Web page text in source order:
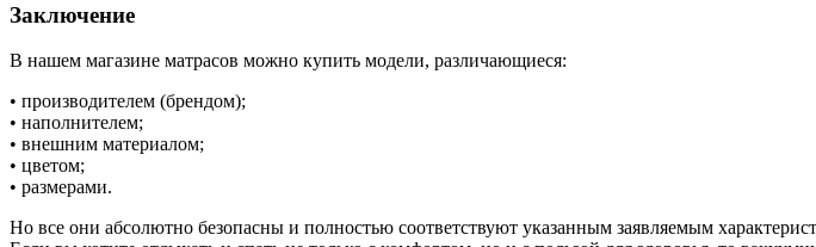
Заключение
В нашем магазине матрасов можно купить модели, различающиеся:
• производителем (брендом);
• наполнителем;
• внешним материалом;
• цветом;
• размерами.
Но все они абсолютно безопасны и полностью соответствуют указанным заявляемым